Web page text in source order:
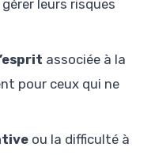
leurs risques
associée à la
pour ceux qui ne
ou la difficulté à